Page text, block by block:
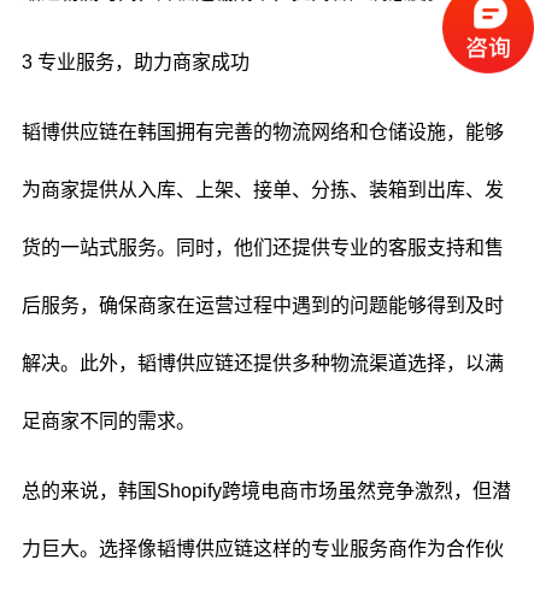
3 专业服务，助力商家成功
韬博供应链在韩国拥有完善的物流网络和仓储设施，能够
为商家提供从入库、上架、接单、分拣、装箱到出库、发
货的一站式服务。同时，他们还提供专业的客服支持和售
后服务，确保商家在运营过程中遇到的问题能够得到及时
解决。此外，韬博供应链还提供多种物流渠道选择，以满
足商家不同的需求。
总的来说，韩国Shopify跨境电商市场虽然竞争激烈，但潜
力巨大。选择像韬博供应链这样的专业服务商作为合作伙